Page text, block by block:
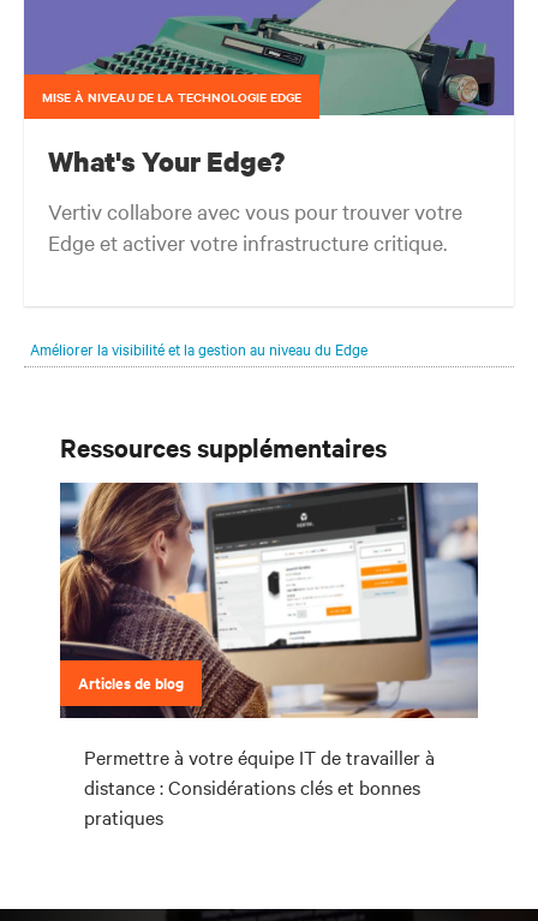
MISE À NIVEAU DE LA TECHNOLOGIE EDGE
What's Your Edge?
Vertiv collabore avec vous pour trouver votre
Edge et activer votre infrastructure critique.
de suivre le rythme de cette évolution.
Améliorer la visibilité et la gestion au niveau du Edge
Ressources supplémentaires
Articles de blog
Permettre à votre équipe IT de travailler à
distance : Considérations clés et bonnes
pratiques